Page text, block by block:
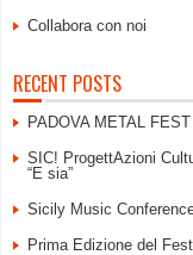
Collabora con noi
RECENT POSTS
PADOVA METAL
SIC! ProgettAzioni
“E sia”
Sicily Music
Prima Edizione del